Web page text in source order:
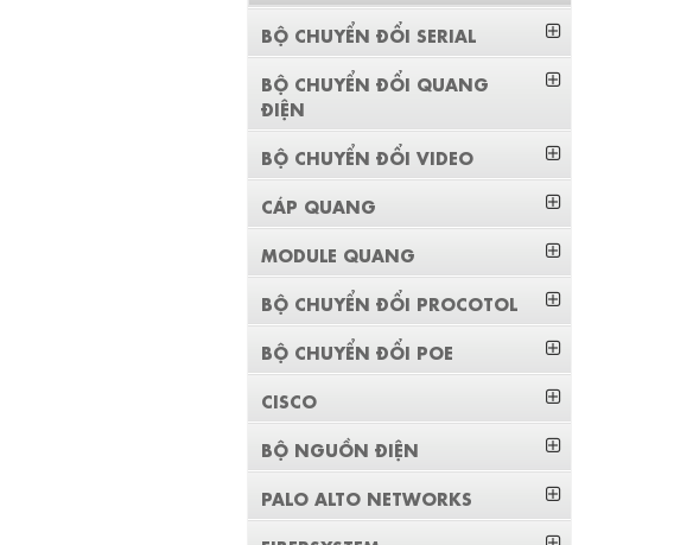
BỘ CHUYỂN ĐỔI SERIAL
BỘ CHUYỂN ĐỔI QUANG
ĐIỆN
BỘ CHUYỂN ĐỔI VIDEO
CÁP QUANG
MODULE QUANG
BỘ CHUYỂN ĐỔI PROCOTOL
BỘ CHUYỂN ĐỔI POE
CISCO
BỘ NGUỒN ĐIỆN
PALO ALTO NETWORKS